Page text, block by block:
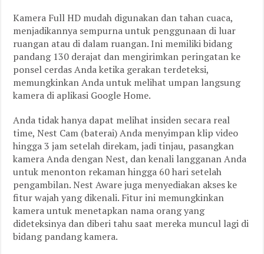
Kamera Full HD mudah digunakan dan tahan cuaca,
menjadikannya sempurna untuk penggunaan di luar
ruangan atau di dalam ruangan. Ini memiliki bidang
pandang 130 derajat dan mengirimkan peringatan ke
ponsel cerdas Anda ketika gerakan terdeteksi,
memungkinkan Anda untuk melihat umpan langsung
kamera di aplikasi Google Home.
Anda tidak hanya dapat melihat insiden secara real
time, Nest Cam (baterai) Anda menyimpan klip video
hingga 3 jam setelah direkam, jadi tinjau, pasangkan
kamera Anda dengan Nest, dan kenali langganan Anda
untuk menonton rekaman hingga 60 hari setelah
pengambilan. Nest Aware juga menyediakan akses ke
fitur wajah yang dikenali. Fitur ini memungkinkan
kamera untuk menetapkan nama orang yang
dideteksinya dan diberi tahu saat mereka muncul lagi di
bidang pandang kamera.